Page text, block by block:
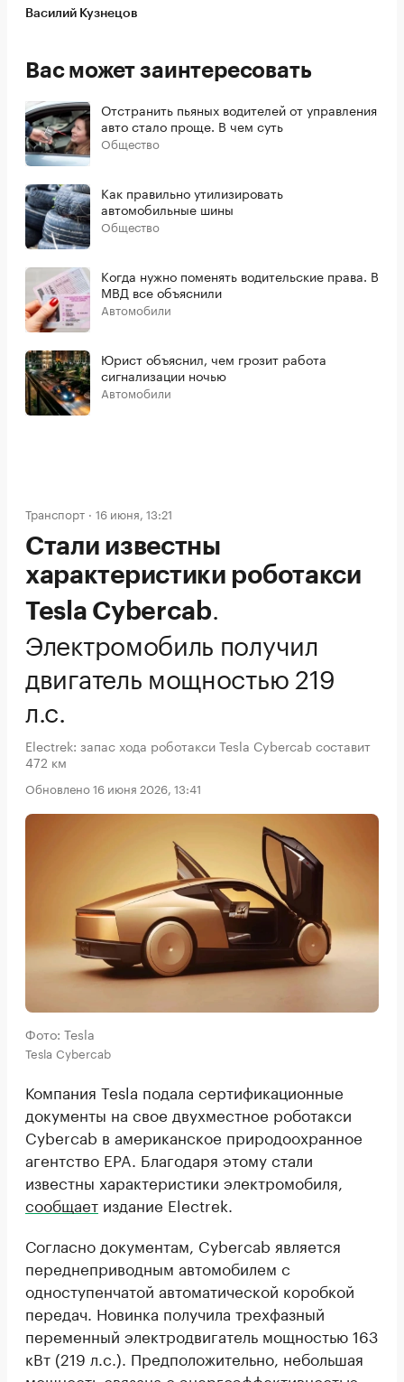
Василий Кузнецов
Вас может заинтересовать
Отстранить пьяных водителей от управления
авто стало проще. В чем суть
Общество
Как правильно утилизировать
автомобильные шины
Общество
Когда нужно поменять водительские права. В
МВД все объяснили
Автомобили
Юрист объяснил, чем грозит работа
сигнализации ночью
Автомобили
Транспорт 16 июня, 13:21
Стали известны
характеристики роботакси
Tesla Cybercab.
Электромобиль получил
двигатель мощностью 219
л.с.
Electrek: запас хода роботакси Tesla Cybercab составит
472 км
Обновлено 16 июня 2026, 13:41
Фото: Tesla
Tesla Cybercab
Компания Tesla подала сертификационные
документы на свое двухместное роботакси
Cybercab в американское природоохранное
агентство EPA. Благодаря этому стали
известны характеристики электромобиля,
сообщает издание Electrek.
Согласно документам, Cybercab является
переднеприводным автомобилем с
одноступенчатой автоматической коробкой
передач. Новинка получила трехфазный
переменный электродвигатель мощностью 163
кВт (219 л.с.). Предположительно, небольшая